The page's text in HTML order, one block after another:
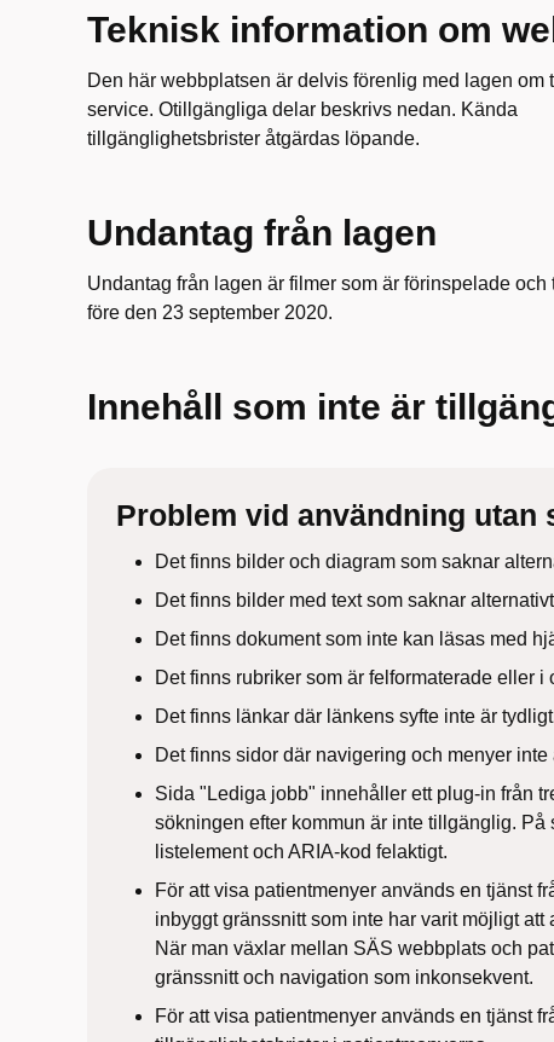
Teknisk information om
Den här webbplatsen är delvis förenlig med lagen
service. Otillgängliga delar beskrivs nedan. Kända
tillgänglighetsbrister åtgärdas löpande.
Undantag från lagen
Undantag från lagen är filmer som är förinspelade
före den 23 september 2020.
Innehåll som inte är
Problem vid användning utan
Det finns bilder och diagram som saknar
Det finns bilder med text som saknar
Det finns dokument som inte kan läsas med
Det finns rubriker som är felformaterade eller i
Det finns länkar där länkens syfte inte är
Det finns sidor där navigering och menyer inte
Sida "Lediga jobb" innehåller ett plug-in från
sökningen efter kommun är inte tillgänglig.
listelement och ARIA-kod felaktigt.
För att visa patientmenyer används en tjänst
inbyggt gränssnitt som inte har varit möjligt
När man växlar mellan SÄS webbplats och
gränssnitt och navigation som inkonsekvent.
För att visa patientmenyer används en tjänst